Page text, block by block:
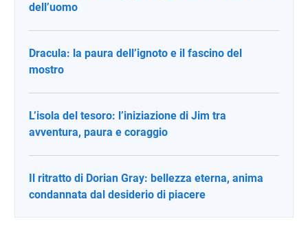
dell’uomo
Dracula: la paura dell’ignoto e il fascino del
mostro
L’isola del tesoro: l’iniziazione di Jim tra
avventura, paura e coraggio
Il ritratto di Dorian Gray: bellezza eterna, anima
condannata dal desiderio di piacere